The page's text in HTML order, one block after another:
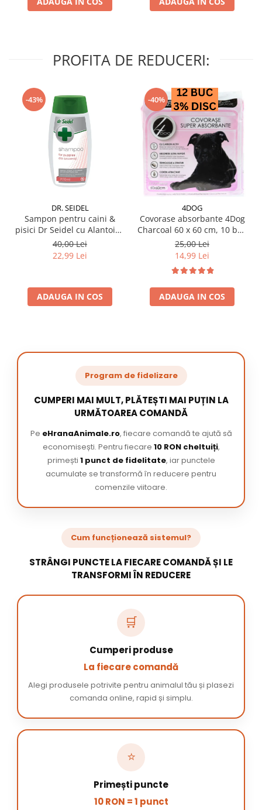
PROFITA DE REDUCERI:
-43%
DR. SEIDEL
Sampon pentru caini &
pisici Dr Seidel cu Alantoina
220 ml
40,00 Lei
22,99 Lei
ADAUGA IN COS
-40%
4DOG
Covorase absorbante 4Dog
Charcoal 60 x 60 cm, 10 buc
/ pachet
25,00 Lei
14,99 Lei
ADAUGA IN COS
Program de fidelizare
CUMPERI MAI MULT, PLĂTEȘTI MAI PUȚIN LA
URMĂTOAREA COMANDĂ
Pe eHranaAnimale.ro, fiecare comandă te ajută să
economisești. Pentru fiecare 10 RON cheltuiți,
primești 1 punct de fidelitate, iar punctele
acumulate se transformă în reducere pentru
comenzile viitoare.
Cum funcționează sistemul?
STRÂNGI PUNCTE LA FIECARE COMANDĂ ȘI LE
TRANSFORMI ÎN REDUCERE
🛒
Cumperi produse
La fiecare comandă
Alegi produsele potrivite pentru animalul tău și plasezi
comanda online, rapid și simplu.
⭐
Primești puncte
10 RON = 1 punct